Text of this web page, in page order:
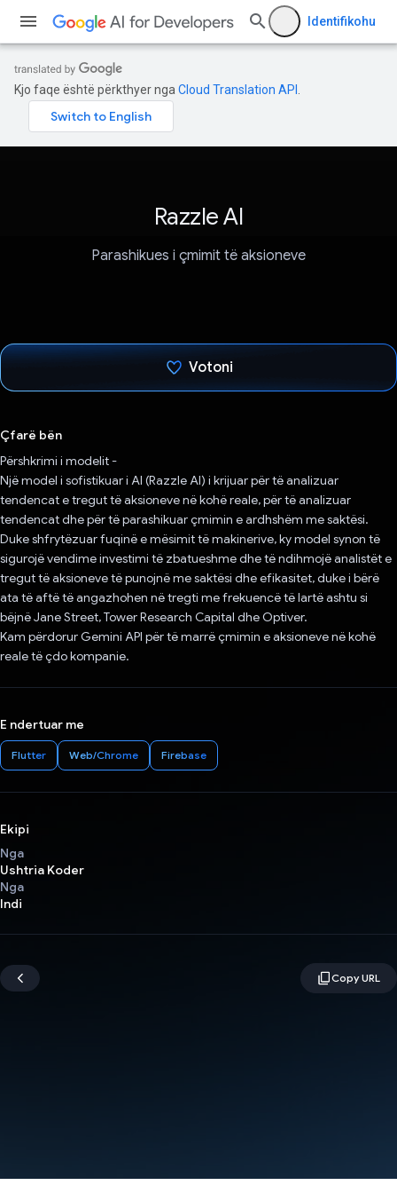
Identifikohu
Kjo faqe është përkthyer nga Cloud Translation API
Razzle AI
Parashikues i çmimit të aksioneve
Votoni
Çfarë bën
Përshkrimi i modelit -
Një model i sofistikuar i AI (Razzle AI) i krijuar për të analizuar
tendencat e tregut të aksioneve në kohë reale, për të analizuar
tendencat dhe për të parashikuar çmimin e ardhshëm me saktësi.
Duke shfrytëzuar fuqinë e mësimit të makinerive, ky model synon të
sigurojë vendime investimi të zbatueshme dhe të ndihmojë analistët e
tregut të aksioneve të punojnë me saktësi dhe efikasitet, duke i bërë
ata të aftë të angazhohen në tregti me frekuencë të lartë ashtu si
bëjnë Jane Street, Tower Research Capital dhe Optiver.
Kam përdorur Gemini API për të marrë çmimin e aksioneve në kohë
reale të çdo kompanie.
E ndertuar me
Flutter Web/Chrome Firebase
Ekipi
Nga
Ushtria Koder
Nga
Indi